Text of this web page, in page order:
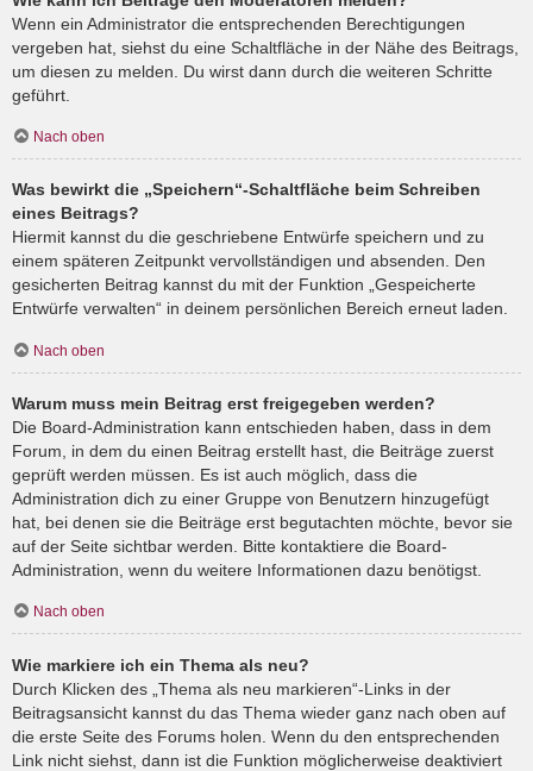
Wenn ein Administrator die entsprechenden Berechtigungen
vergeben hat, siehst du eine Schaltfläche in der Nähe des Beitrags,
um diesen zu melden. Du wirst dann durch die weiteren Schritte
geführt.
Nach oben
Was bewirkt die „Speichern“-Schaltfläche beim Schreiben
eines Beitrags?
Hiermit kannst du die geschriebene Entwürfe speichern und zu
einem späteren Zeitpunkt vervollständigen und absenden. Den
gesicherten Beitrag kannst du mit der Funktion „Gespeicherte
Entwürfe verwalten“ in deinem persönlichen Bereich erneut laden.
Nach oben
Warum muss mein Beitrag erst freigegeben werden?
Die Board-Administration kann entschieden haben, dass in dem
Forum, in dem du einen Beitrag erstellt hast, die Beiträge zuerst
geprüft werden müssen. Es ist auch möglich, dass die
Administration dich zu einer Gruppe von Benutzern hinzugefügt
hat, bei denen sie die Beiträge erst begutachten möchte, bevor sie
auf der Seite sichtbar werden. Bitte kontaktiere die Board-
Administration, wenn du weitere Informationen dazu benötigst.
Nach oben
Wie markiere ich ein Thema als neu?
Durch Klicken des „Thema als neu markieren“-Links in der
Beitragsansicht kannst du das Thema wieder ganz nach oben auf
die erste Seite des Forums holen. Wenn du den entsprechenden
Link nicht siehst, dann ist die Funktion möglicherweise deaktiviert